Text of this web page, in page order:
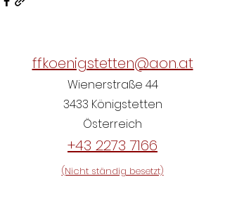
ffkoenigstetten@aon.at
Wienerstraße 44
3433 Königstetten
Österreich
+43 2273 7166
(Nicht ständig besetzt)